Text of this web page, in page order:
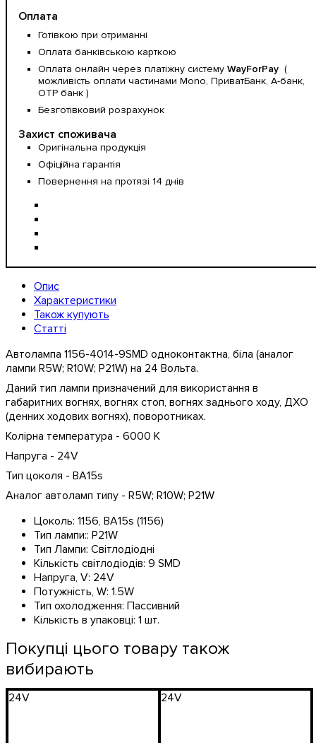
Оплата
Готівкою при отриманні
Оплата банківською карткою
Оплата онлайн через платіжну систему WayForPay (
можливість оплати частинами Mono, ПриватБанк, А-банк,
OTP банк )
Безготівковий розрахунок
Захист споживача
Оригінальна продукція
Офіційна гарантія
Повернення на протязі 14 днів
Опис
Характеристики
Також купують
Статті
Автолампа 1156-4014-9SMD одноконтактна, біла (аналог
лампи R5W; R10W; P21W) на 24 Вольта.
Даний тип лампи призначений для використання в
габаритних вогнях, вогнях стоп, вогнях заднього ходу, ДХО
(денних ходових вогнях), поворотниках.
Колірна температура - 6000 K
Напруга - 24V
Тип цоколя - BA15s
Аналог автоламп типу - R5W; R10W; P21W
Цоколь: 1156, BA15s (1156)
Тип лампи:: P21W
Тип Лампи: Світлодіодні
Кількість світлодіодів: 9 SMD
Напруга, V: 24V
Потужність, W: 1.5W
Тип охолодження: Пассивний
Кількість в упаковці: 1 шт.
Покупці цього товару також
вибирають
24V 24V